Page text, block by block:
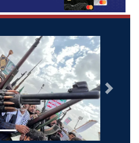
السابق